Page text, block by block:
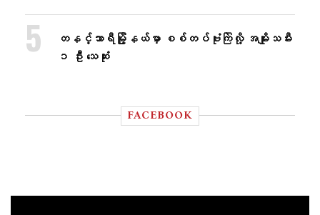
တနင်္သာရီမြို့နယ်မှာ စစ်တပ်ဗုံးကြဲလို့ အမျိုးသမီး
၁ ဦး သေဆုံး
FACEBOOK